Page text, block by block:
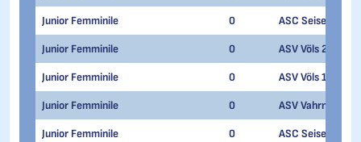
Junior Femminile 0 ASC Seiseralpe 1
Junior Femminile 0 ASV Völs 2
Junior Femminile 0 ASV Völs 1
Junior Femminile 0 ASV Vahrn
Junior Femminile 0 ASC Seiseralpe 2